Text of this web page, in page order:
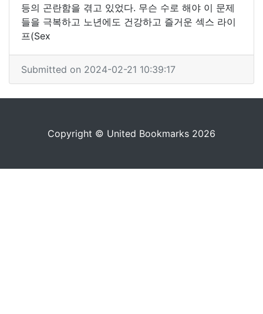
등의 곤란함을 겪고 있었다. 무슨 수로 해야 이 문제
들을 극복하고 노년에도 건강하고 즐거운 섹스 라이
프(Sex
Submitted on 2024-02-21 10:39:17
Copyright © United Bookmarks 2026